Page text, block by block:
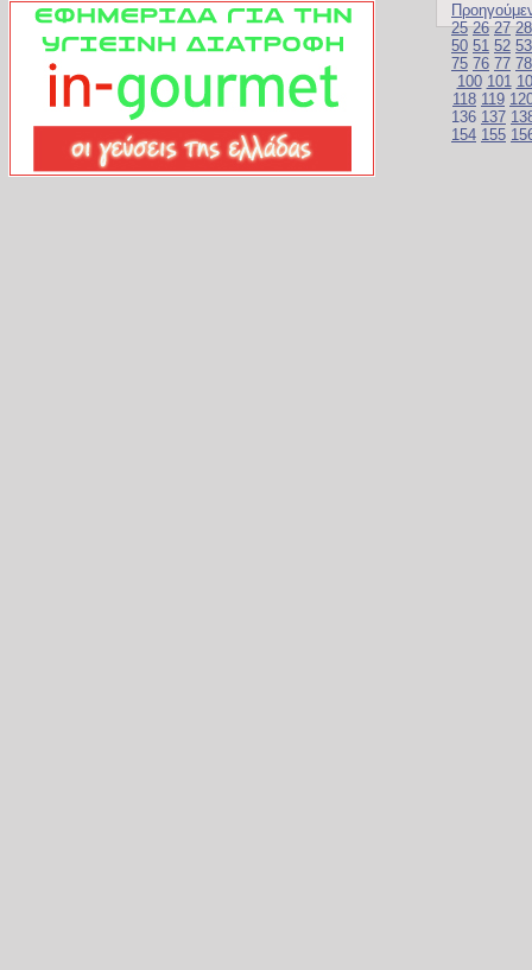
25 26 27 28
50 51 52 53
75 76 77 78
100 101
118 119
136 137
154 155